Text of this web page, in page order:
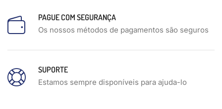
PAGUE COM SEGURANÇA
Os nossos métodos de pagamentos são seguros
SUPORTE
Estamos sempre disponíveis para ajuda-lo